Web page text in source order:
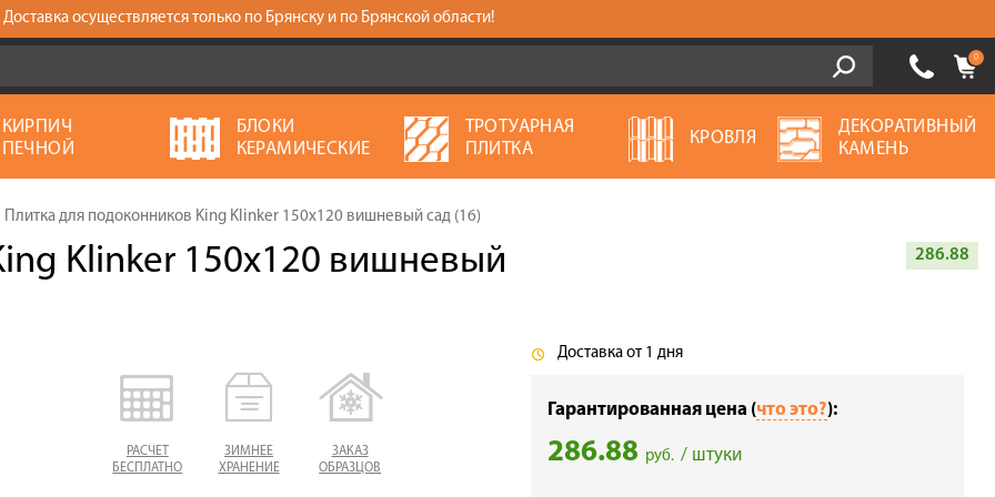
Доставка осуществляется только по Брянску и по Брянской области!
0
КИРПИЧ
ПЕЧНОЙ
БЛОКИ
КЕРАМИЧЕСКИЕ
ТРОТУАРНАЯ
ПЛИТКА
КРОВЛЯ
ДЕКОРАТИВНЫЙ
КАМЕНЬ
Плитка для подоконников King Klinker 150х120 вишневый сад (16)
Klinker 150х120 вишневый
286.88
РАСЧЕТ
БЕСПЛАТНО
ЗИМНЕЕ
ХРАНЕНИЕ
ЗАКАЗ
ОБРАЗЦОВ
Доставка от 1 дня
Гарантированная цена (что это?):
286.88 руб. / штуки